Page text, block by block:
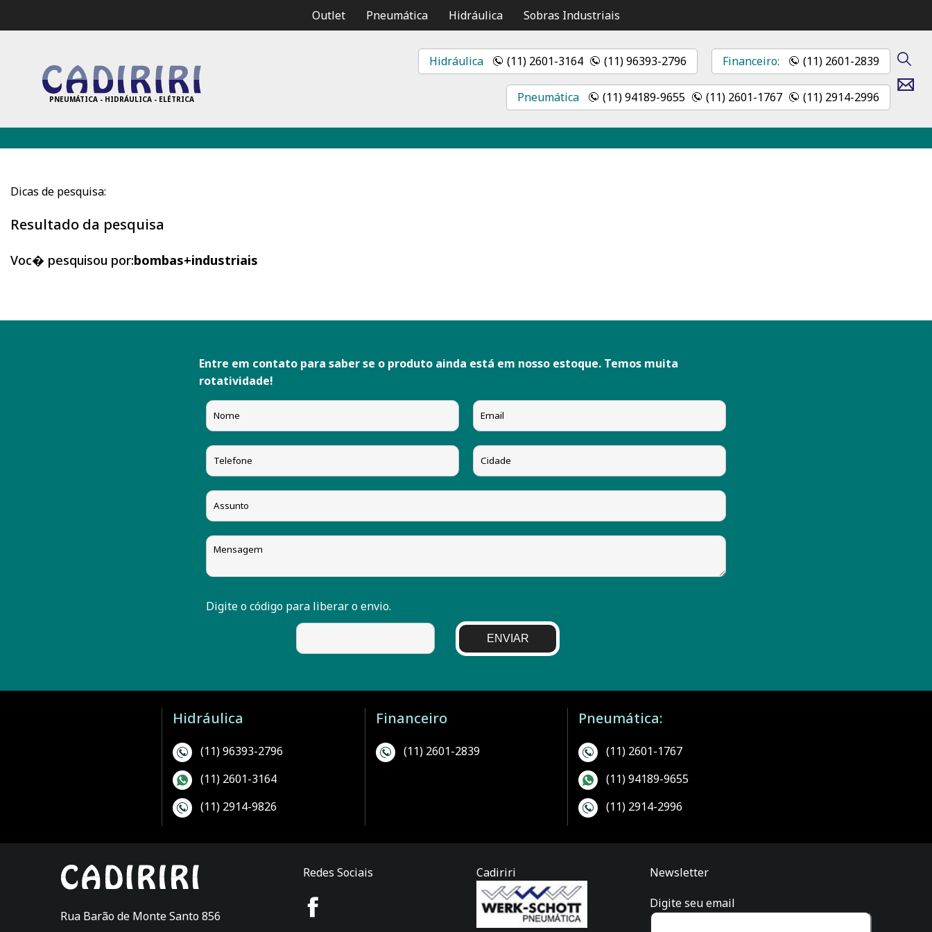
Contato
Outlet Pneumática Hidráulica Sobras Industriais
PNEUMÁTICA - HIDRÁULICA - ELÉTRICA
Hidráulica (11) 2601-3164 (11) 96393-2796 Financeiro: (11) 2601-2839
Pneumática (11) 94189-9655 (11) 2601-1767 (11) 2914-2996
Dicas de pesquisa:
Resultado da pesquisa
Voc� pesquisou por:bombas+industriais
Entre em contato para saber se o produto ainda está em nosso estoque. Temos muita
rotatividade!
Digite o código para liberar o envio.
ENVIAR
Hidráulica
(11) 96393-2796
(11) 2601-3164
(11) 2914-9826
Financeiro
(11) 2601-2839
Pneumática:
(11) 2601-1767
(11) 94189-9655
(11) 2914-2996
Rua Barão de Monte Santo 856
Redes Sociais Cadiriri
Newsletter
Digite seu email